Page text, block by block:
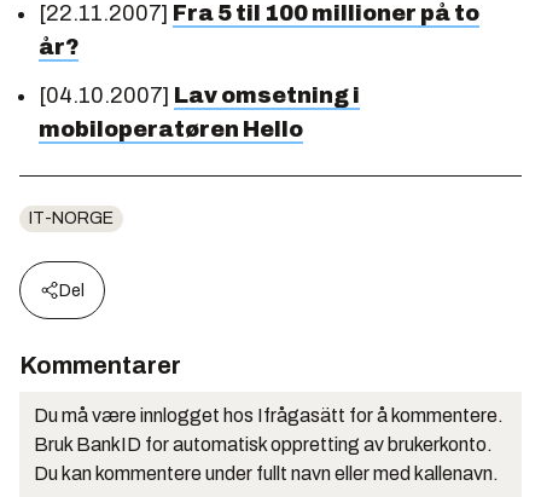
[22.11.2007] Fra 5 til 100 millioner på to
år?
[04.10.2007] Lav omsetning i
mobiloperatøren Hello
IT-NORGE
Del
Kommentarer
Du må være innlogget hos Ifrågasätt for å kommentere.
Bruk BankID for automatisk oppretting av brukerkonto.
Du kan kommentere under fullt navn eller med kallenavn.